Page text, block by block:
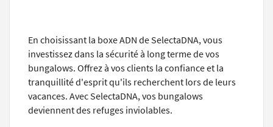
En choisissant la boxe ADN de SelectaDNA, vous
investissez dans la sécurité à long terme de vos
bungalows. Offrez à vos clients la confiance et la
tranquillité d'esprit qu'ils recherchent lors de leurs
vacances. Avec SelectaDNA, vos bungalows
deviennent des refuges inviolables.